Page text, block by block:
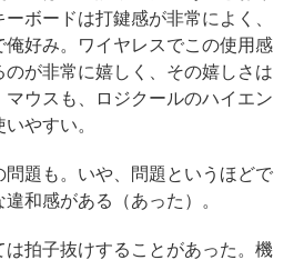
ボードは打鍵感が非常によく、
俺好み。ワイヤレスでこの使用感
が非常に嬉しく、その嬉しさは
ウスも、ロジクールのハイエン
やすい。
題も。いや、問題というほどで
和感がある（あった）。
拍子抜けすることがあった。機